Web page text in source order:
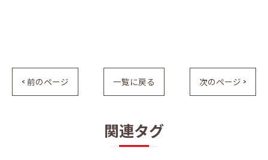
< 前のページ 一覧に戻る 次のページ >
関連タグ